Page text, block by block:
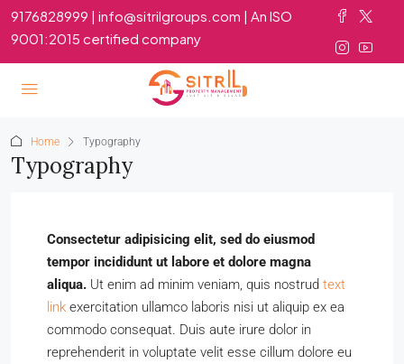
9176828999 | info@sitrilgroups.com | An ISO
9001:2015 certified company
Home Typography
Typography
Consectetur adipisicing elit, sed do eiusmod
tempor incididunt ut labore et dolore magna
aliqua. Ut enim ad minim veniam, quis nostrud text
link exercitation ullamco laboris nisi ut aliquip ex ea
commodo consequat. Duis aute irure dolor in
reprehenderit in voluptate velit esse cillum dolore eu